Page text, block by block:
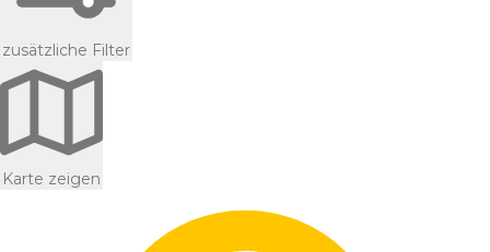
zusätzliche Filter
Karte zeigen